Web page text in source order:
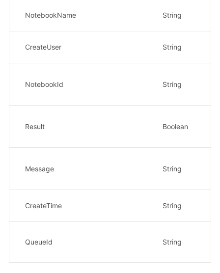
NotebookName String
CreateUser String
NotebookId String
Result Boolean
Message String
CreateTime String
QueueId String